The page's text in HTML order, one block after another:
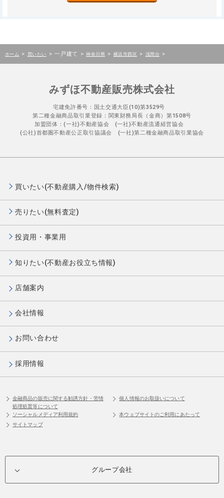
ホーム > 買いたい > 一戸建て > 神奈川県 > 横浜市西区 > 浅間台 >
みずほ不動産販売株式会社
宅建免許番号：国土交通大臣(10)第3529号
第二種金融商品取引業登録：関東財務局長（金商）第1508号
加盟団体：(一社)不動産協会 (一社)不動産流通経営協会
(公社)首都圏不動産公正取引協議会 (一社)第二種金融商品取引業協会
買いたい(不動産購入/物件検索)
売りたい(無料査定)
投資用・事業用
知りたい(不動産お役立ち情報)
店舗案内
会社情報
お問い合わせ
採用情報
金融商品の販売に関する勧誘方針・苦情
処理処置等について
個人情報のお取扱いについて
ソーシャルメディア利用規約
本ウェブサイトのご利用にあたって
サイトマップ
グループ会社